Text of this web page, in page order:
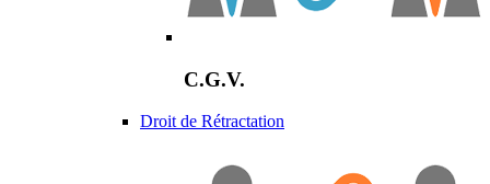
C.G.V.
Droit de Rétractation